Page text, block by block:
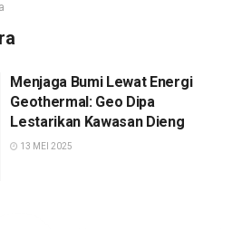
Menjaga Bumi Lewat Energi
Geothermal: Geo Dipa
Lestarikan Kawasan Dieng
13 MEI 2025